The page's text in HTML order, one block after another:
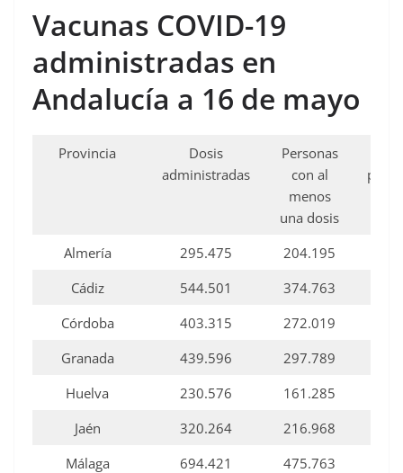
Vacunas COVID-19
administradas en
Andalucía a 16 de mayo
Provincia
Dosis
administradas
Personas
con al
menos
una dosis
Almería 295.475 204.195
Cádiz
544.501 374.763
Córdoba
403.315 272.019
Granada
439.596 297.789
Huelva
230.576 161.285
Jaén
320.264 216.968
Málaga
694.421 475.763